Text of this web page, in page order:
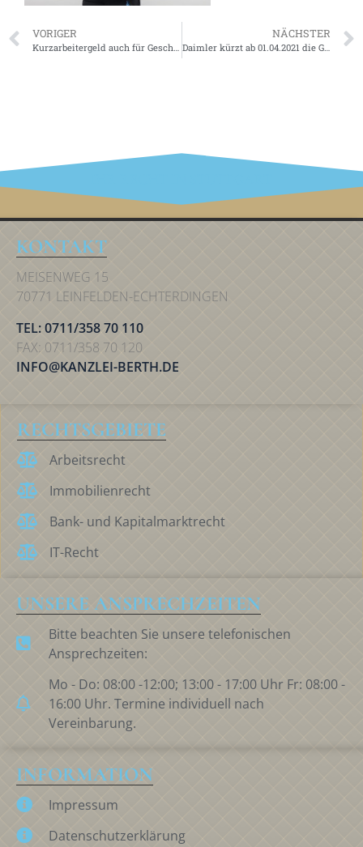
VORIGER
Kurzarbeitergeld auch für Geschäftsführer
NÄCHSTER
Daimler kürzt ab 01.04.2021 die Gehälter – aber zu recht?
KONTAKT
MEISENWEG 15
70771 LEINFELDEN-ECHTERDINGEN
TEL: 0711/358 70 110
FAX: 0711/358 70 120
INFO@KANZLEI-BERTH.DE
RECHTSGEBIETE
Arbeitsrecht
Immobilienrecht
Bank- und Kapitalmarktrecht
IT-Recht
UNSERE ANSPRECHZEITEN
Bitte beachten Sie unsere telefonischen
Ansprechzeiten:
Mo - Do: 08:00 -12:00; 13:00 - 17:00 Uhr Fr: 08:00 -
16:00 Uhr. Termine individuell nach
Vereinbarung.
INFORMATION
Impressum
Datenschutzerklärung